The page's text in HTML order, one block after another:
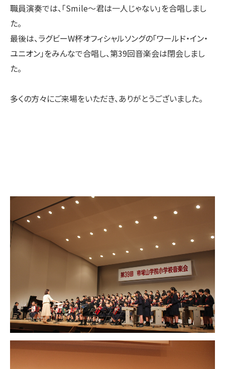
職員演奏では、「Smile〜君は一人じゃない」を合唱しまし
た。
最後は、ラグビーW杯オフィシャルソングの「ワールド・イン・
ユニオン」をみんなで合唱し、第39回音楽会は閉会しまし
た。
多くの方々にご来場をいただき、ありがとうございました。